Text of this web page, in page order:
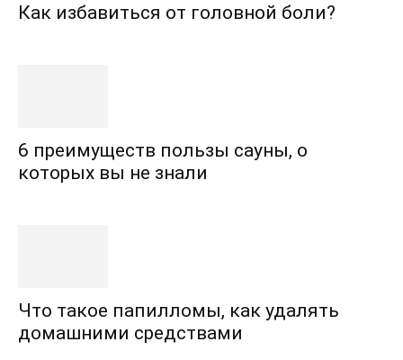
Как избавиться от головной боли?
6 преимуществ пользы сауны, о
которых вы не знали
Что такое папилломы, как удалять
домашними средствами